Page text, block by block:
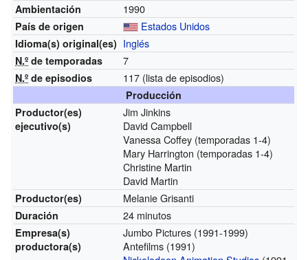
Ambientación 1990
País de origen Estados Unidos
Idioma(s) original(es) Inglés
N.º de temporadas 7
N.º de episodios 117 (lista de episodios)
Producción
Productor(es)
ejecutivo(s)
Jim Jinkins
David Campbell
Vanessa Coffey (temporadas 1-4)
Mary Harrington (temporadas 1-4)
Christine Martin
David Martin
Productor(es) Melanie Grisanti
Duración 24 minutos
Empresa(s)
productora(s)
Jumbo Pictures (1991-1999)
Antefilms (1991)